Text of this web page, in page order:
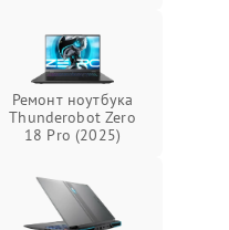
Ремонт ноутбука
Thunderobot Zero
18 Pro (2025)